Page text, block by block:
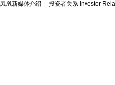
凤凰新媒体介绍 投资者关系 Investor